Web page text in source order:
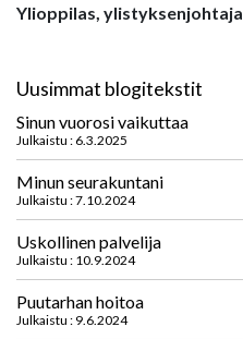
Ylioppilas, ylistyksenjohtaja
Uusimmat blogitekstit
Sinun vuorosi vaikuttaa
Julkaistu : 6.3.2025
Minun seurakuntani
Julkaistu : 7.10.2024
Uskollinen palvelija
Julkaistu : 10.9.2024
Puutarhan hoitoa
Julkaistu : 9.6.2024